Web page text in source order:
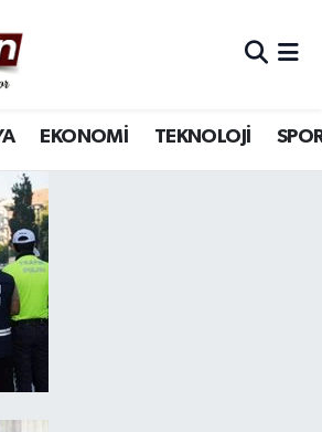
EKONOMİ TEKNOLOJİ
Durumu ve Fikstür